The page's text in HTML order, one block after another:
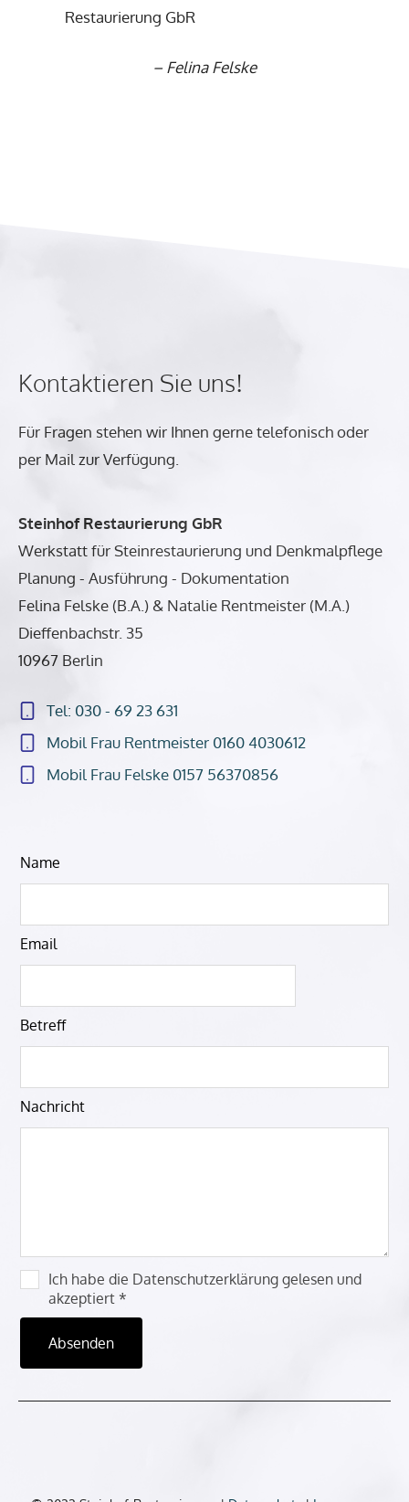
Restaurierung GbR
– Felina Felske
Kontaktieren Sie uns!
Für Fragen stehen wir Ihnen gerne telefonisch oder
per Mail zur Verfügung.
Steinhof Restaurierung GbR
Werkstatt für Steinrestaurierung und Denkmalpflege
Planung - Ausführung - Dokumentation
Felina Felske (B.A.) & Natalie Rentmeister (M.A.)
Dieffenbachstr. 35
10967 Berlin
Tel: 030 - 69 23 631
Mobil Frau Rentmeister 0160 4030612
Mobil Frau Felske 0157 56370856
Lass
dieses
leer
Name
Email
Betreff
Nachricht
Ich habe die Datenschutzerklärung gelesen und
akzeptiert *
Absenden